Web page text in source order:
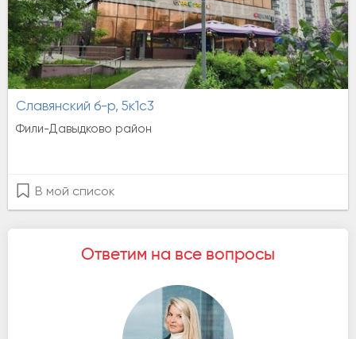
Славянский б-р, 5к1с3
Фили-Давыдково район
В мой список
Ответим на все вопросы